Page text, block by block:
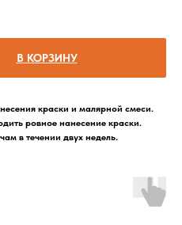
В КОРЗИНУ
краски и малярной смеси.
ровное нанесение краски.
в течении двух недель.